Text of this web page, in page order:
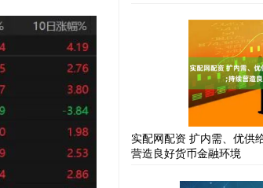
实配网配资 扩内需、优供
营造良好货币金融环境